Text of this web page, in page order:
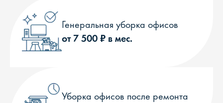
Генеральная уборка офисов
от 7 500 ₽ в мес.
Уборка офисов после ремонта